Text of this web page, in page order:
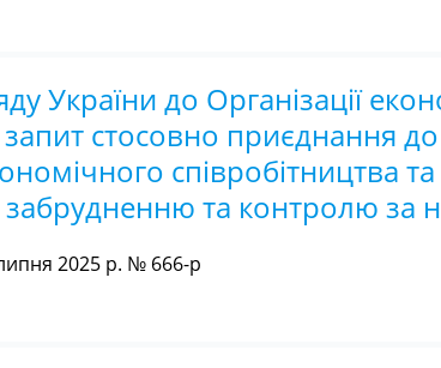
України до Організації
стосовно приєднання до
співробітництва
та контролю за
2025 р. № 666-р